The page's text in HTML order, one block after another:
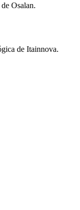
Osalan.
de Itainnova.